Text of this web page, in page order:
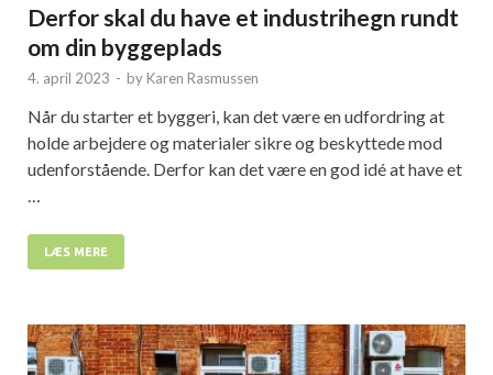
Derfor skal du have et industrihegn rundt
om din byggeplads
4. april 2023 - by Karen Rasmussen
Når du starter et byggeri, kan det være en udfordring at
holde arbejdere og materialer sikre og beskyttede mod
udenforstående. Derfor kan det være en god idé at have et
…
LÆS MERE